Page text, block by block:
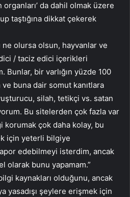
organları’ da dahil olmak üzere
taştığına dikkat çekerek
ne olursa olsun, hayvanlar ve
/ taciz edici içerikleri
Bunlar, bir varlığın yüzde 100
buna dair somut kanıtlara
silah, tetikçi vs. satan
Bu sitelerden çok fazla var
çok daha kolay, bu
için yeterli bilgiye
edebilmeyi isterdim, ancak
olarak bunu yapamam.”
kaynakları olduğunu, ancak
yasadışı şeylere erişmek için